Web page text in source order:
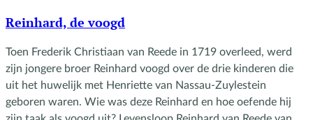
Reinhard, de voogd
Toen Frederik Christiaan van Reede in 1719 overleed, werd
zijn jongere broer Reinhard voogd over de drie kinderen die
uit het huwelijk met Henriette van Nassau-Zuylestein
geboren waren. Wie was deze Reinhard en hoe oefende hij